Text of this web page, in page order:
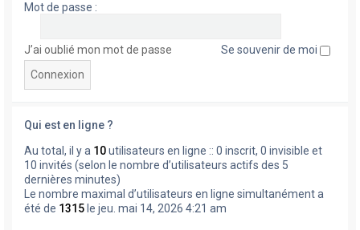
Mot de passe :
J’ai oublié mon mot de passe Se souvenir de moi
Qui est en ligne ?
Au total, il y a 10utilisateurs en ligne :: 0 inscrit, 0 invisible et
10 invités (selon le nombre d’utilisateurs actifs des 5
dernières minutes)
Le nombre maximal d’utilisateurs en ligne simultanément a
été de 1315 le jeu. mai 14, 2026 4:21 am